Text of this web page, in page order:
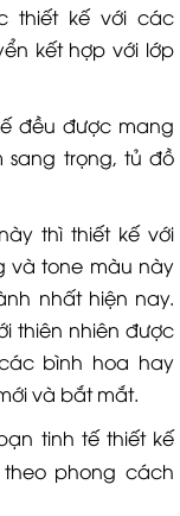
thiết kế với các
kết hợp với lớp
đều được mang
trọng, tủ đồ
thì thiết kế với
và tone màu này
nhất hiện nay.
thiên nhiên được
bình hoa hay
và bắt mắt.
tinh tế thiết kế
theo phong cách